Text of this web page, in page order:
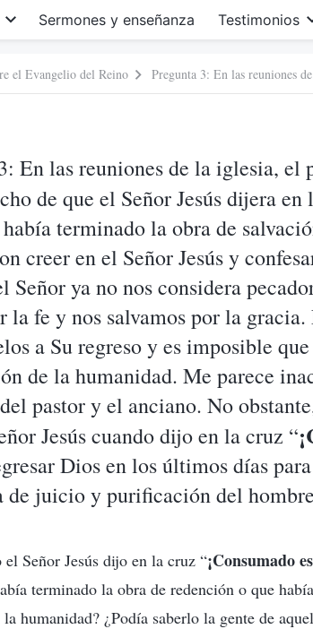
Sermones y enseñanza Testimonios
el Evangelio del Reino
En las reuniones de la iglesia, el
de que el Señor Jesús dijera en
terminado la obra de
creer en el Señor Jesús y
Señor ya no nos considera
la fe y nos salvamos por la
a Su regreso y es imposible
de la humanidad. Me parece
pastor y el anciano. No
Jesús cuando dijo en la cruz “
Dios en los últimos días
de juicio y purificación del
el Señor Jesús dijo en la cruz “¡Consumado
terminado la obra de redención o que
humanidad? ¿Podía saberlo la gente de